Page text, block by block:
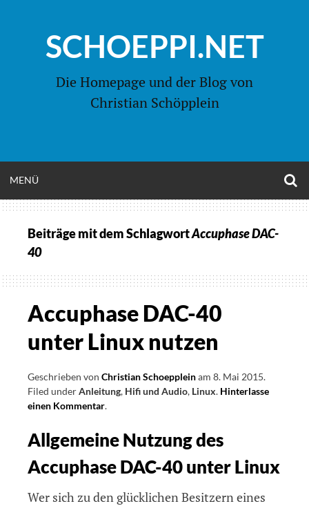
springenSCHOEPPI.NET
Die Homepage und der Blog von
Christian Schöpplein
MENÜ
Beiträge mit dem SchlagwortAccuphase DAC-
40
Accuphase DAC-40
unter Linux nutzen
Geschrieben von Christian Schoeppleinam 8. Mai 2015.
Filed underAnleitung, Hifi und Audio, Linux. Hinterlasse
einen Kommentaron
DAC-
40
unter
nutzen
.
Allgemeine Nutzung des
Accuphase DAC-40 unter Linux
Wer sich zu den glücklichen Besitzern eines